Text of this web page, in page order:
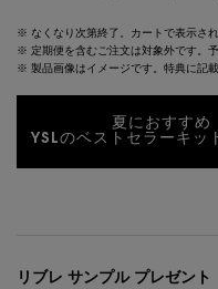
※ なくなり次第終了。カートで表示さ
※ 定期便を含むご注文は対象外です。予
※ 製品画像はイメージです。特典に記
夏におすすめ
YSLのベストセラーキッ
リブレ サンプル プレゼント